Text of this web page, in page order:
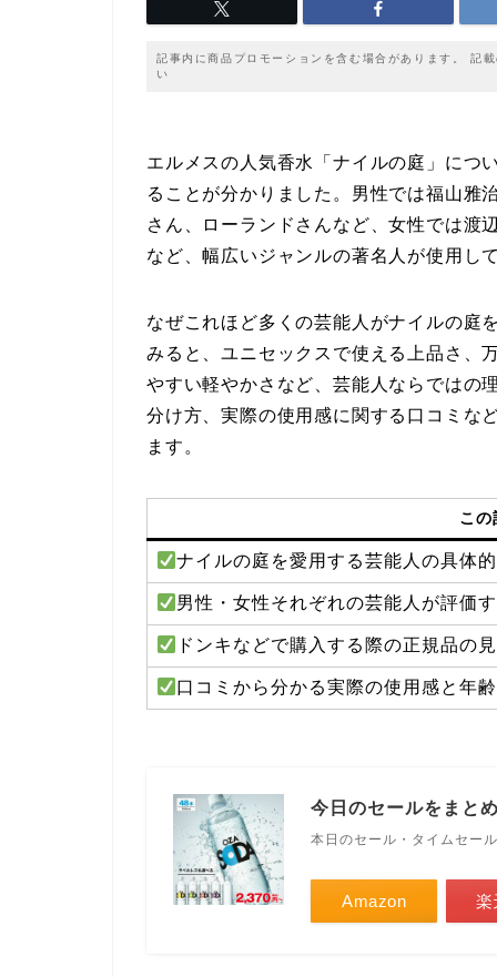
記事内に商品プロモーションを含む場合があります。 記
い
エルメスの人気香水「ナイルの庭」につ
ることが分かりました。男性では福山雅
さん、ローランドさんなど、女性では渡
など、幅広いジャンルの著名人が使用し
なぜこれほど多くの芸能人がナイルの庭
みると、ユニセックスで使える上品さ、
やすい軽やかさなど、芸能人ならではの
分け方、実際の使用感に関する口コミな
ます。
この
ナイルの庭を愛用する芸能人の具体
男性・女性それぞれの芸能人が評価
ドンキなどで購入する際の正規品の
口コミから分かる実際の使用感と年
今日のセールをまと
本日のセール・タイムセー
Amazon 楽